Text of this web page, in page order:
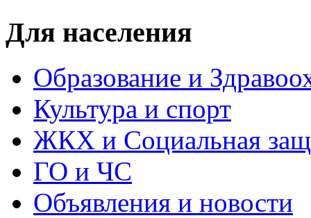
Для населения
Образование и
Культура и спорт
ЖКХ и Социальная
ГО и ЧС
Объявления и новости